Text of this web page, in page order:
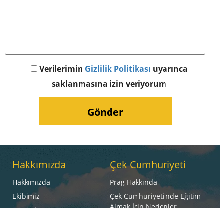
Verilerimin Gizlilik Politikası uyarınca
saklanmasına izin veriyorum
Hakkımızda
Hakkımızda
Ekibimiz
Çek Cumhuriyeti
Prag Hakkında
Çek Cumhuriyeti’nde Eğitim